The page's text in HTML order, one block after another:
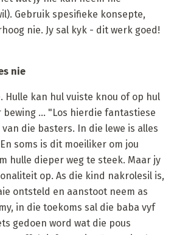
Gebruik spesifieke konsepte,
nie. Jy sal kyk - dit werk goed!
nie
Hulle kan hul vuiste knou of op hul
... "Los hierdie fantastiese
die basters. In die lewe is alles
soms is dit moeiliker om jou
hulle dieper weg te steek. Maar jy
op. As die kind nakrolesil is,
ontsteld en aanstoot neem as
in die toekoms sal die baba vyf
gedoen word wat die pous